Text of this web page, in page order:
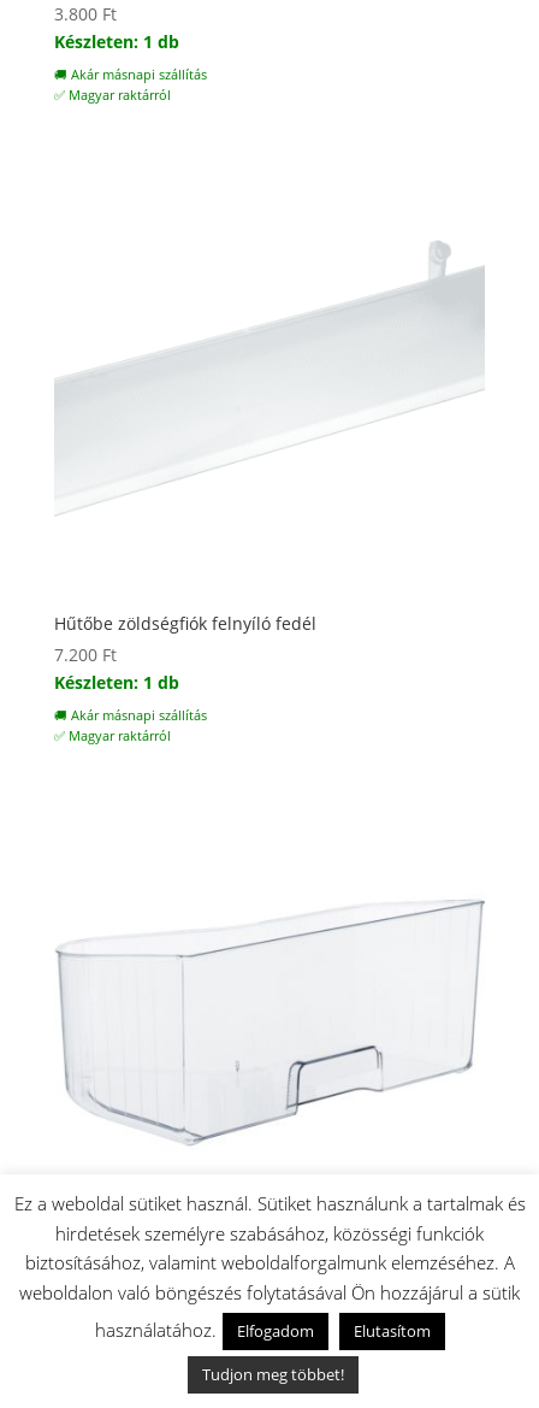
3.800 Ft
Készleten: 1 db
🚚 Akár másnapi szállítás
✅ Magyar raktárról
Hűtőbe zöldségfiók felnyíló fedél
7.200 Ft
Készleten: 1 db
🚚 Akár másnapi szállítás
✅ Magyar raktárról
Beépíthető hűtő zöldségfiók
24.900Ft
Készleten: 1 db
🚚 Akár másnapi szállítás
Ez a weboldal sütiket használ. Sütiket használunk a tartalmak és
hirdetések személyre szabásához, közösségi funkciók
biztosításához, valamint weboldalforgalmunk elemzéséhez. A
weboldalon való böngészés folytatásával Ön hozzájárul a sütik
használatához.
Elfogadom
Elutasítom
Tudjon meg többet!